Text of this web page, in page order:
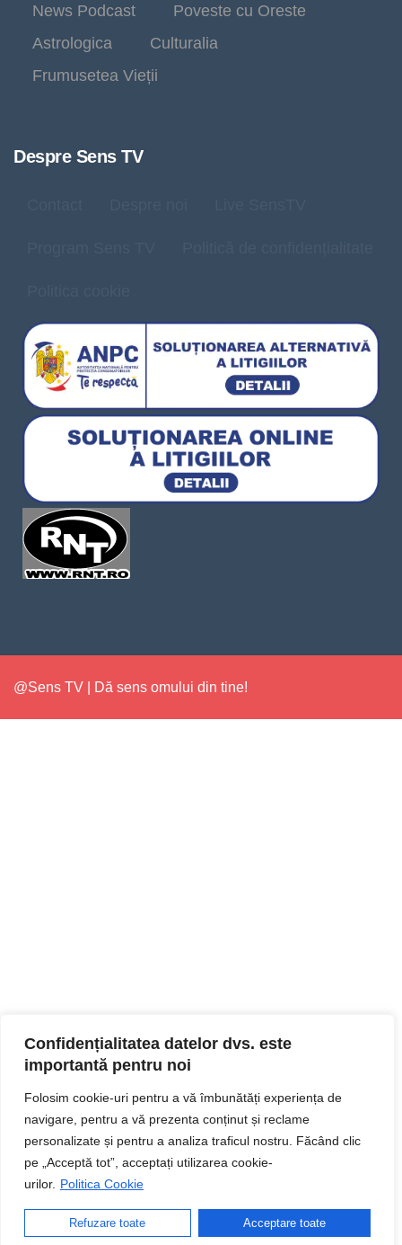
Confidențialitatea datelor dvs. este
importantă pentru noi
Folosim cookie-uri pentru a vă îmbunătăți experiența de
navigare, pentru a vă prezenta conținut și reclame
personalizate și pentru a analiza traficul nostru. Făcând clic
pe „Acceptă tot”, acceptați utilizarea cookie-
urilor. Politica Cookie
Refuzare toate Acceptare toate
News Podcast
Poveste cu Oreste
Astrologica
Culturalia
Frumusetea Vieții
Despre Sens TV
@Sens TV | Dă sens omului din tine!